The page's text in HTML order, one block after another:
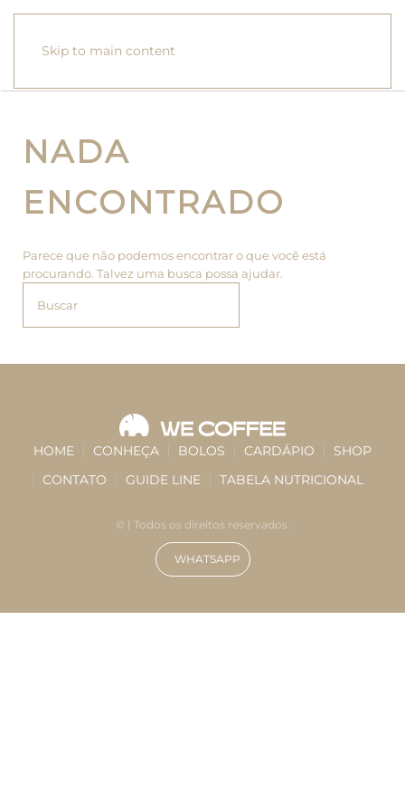
Skip to main content
NADA
ENCONTRADO
Parece que não podemos encontrar o que você está
procurando. Talvez uma busca possa ajudar.
HOME CONHEÇA BOLOS CARDÁPIO
SHOP
CONTATO
GUIDE LINE TABELA NUTRICIONAL
© | Todos os direitos reservados.
WHATSAPP